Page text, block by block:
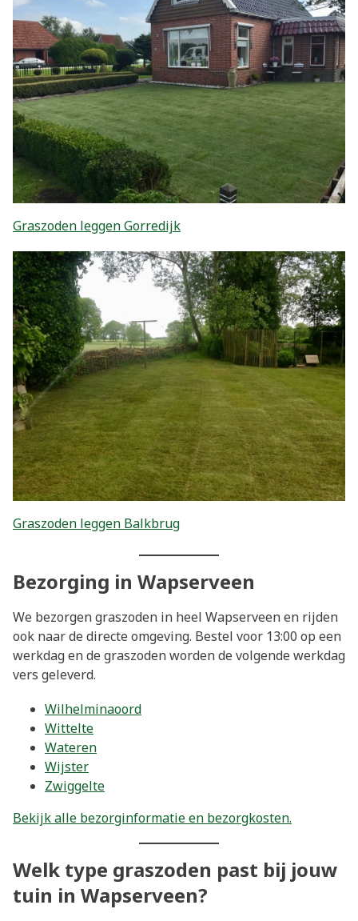
Graszoden leggen Gorredijk
Graszoden leggen Balkbrug
Bezorging in Wapserveen
We bezorgen graszoden in heel Wapserveen en rijden
ook naar de directe omgeving. Bestel voor 13:00 op een
werkdag en de graszoden worden de volgende werkdag
vers geleverd.
Wilhelminaoord
Wittelte
Wateren
Wijster
Zwiggelte
Bekijk alle bezorginformatie en bezorgkosten.
Welk type graszoden past bij jouw
tuin in Wapserveen?